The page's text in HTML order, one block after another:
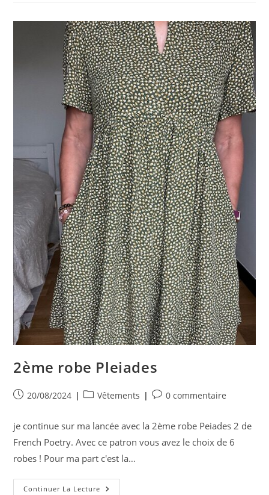
2ème robe Pleiades
Publication
20/08/2024
PostVêtements
Commentaires
publication :
0 commentaire
je continue sur ma lancée avec la 2ème robe Peiades 2 de
French Poetry. Avec ce patron vous avez le choix de 6
robes ! Pour ma part c'est la…
Continuer La Lecture 2ème